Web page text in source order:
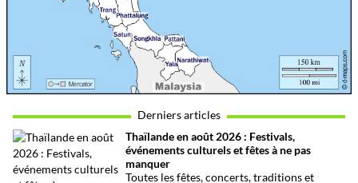
Derniers articles
Thaïlande en août 2026 : Festivals,
événements culturels et fêtes à ne pas
manquer
Toutes les fêtes, concerts, traditions et